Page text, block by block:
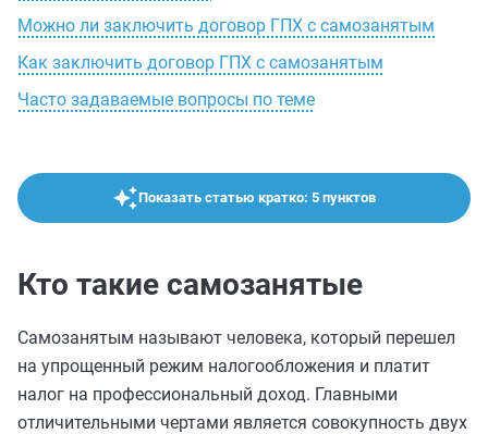
Можно ли заключить договор ГПХ с самозанятым
Как заключить договор ГПХ с самозанятым
Часто задаваемые вопросы по теме
Показать статью кратко: 5 пунктов
Кто такие самозанятые
Самозанятым называют человека, который перешел
на упрощенный режим налогообложения и платит
налог на профессиональный доход. Главными
отличительными чертами является совокупность двух